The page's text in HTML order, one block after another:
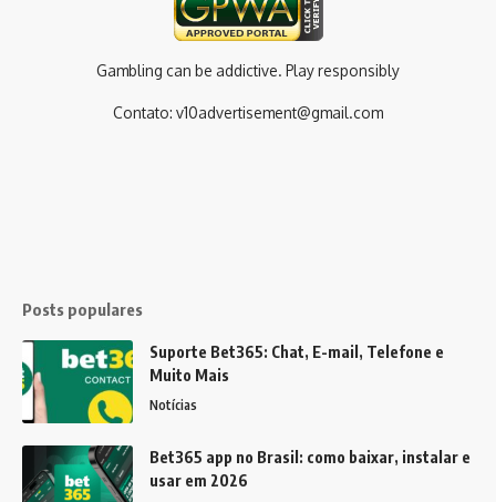
Gambling can be addictive. Play responsibly
Contato: v10advertisement@gmail.com
Posts populares
Suporte Bet365: Chat, E-mail, Telefone e
Muito Mais
Notícias
Bet365 app no Brasil: como baixar, instalar e
usar em 2026